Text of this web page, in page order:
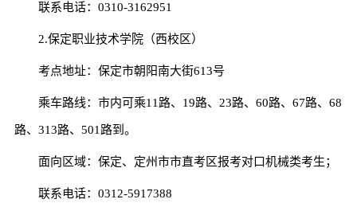
联系电话：0310-3162951
2.保定职业技术学院（西校区）
考点地址：保定市朝阳南大街613号
乘车路线：市内可乘11路、19路、23路、60路、67路、68
路、313路、501路到。
面向区域：保定、定州市市直考区报考对口机械类考生；
联系电话：0312-5917388